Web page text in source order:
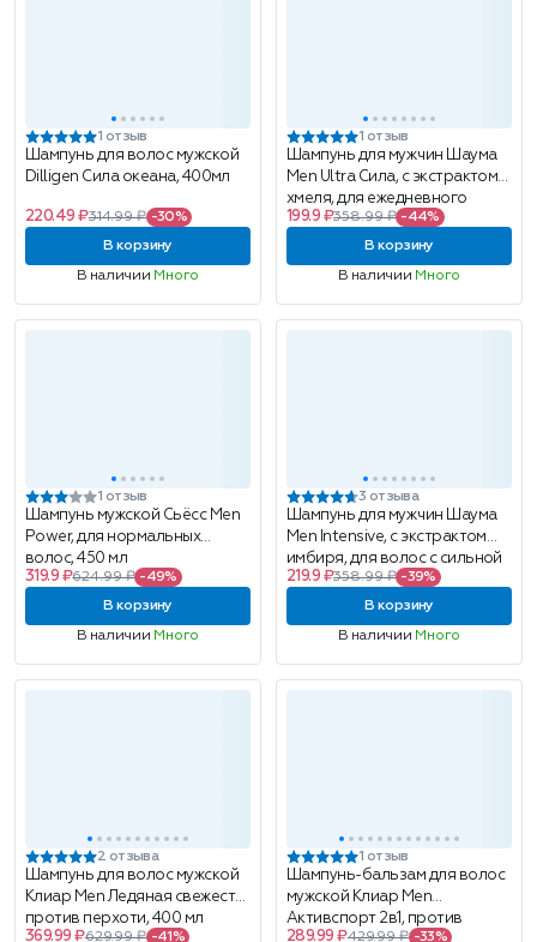
1 отзыв
Шампунь для волос мужской
Dilligen Сила океана, 400мл
220.49 ₽314.99 ₽ -30%
В корзину
В наличии Много
1 отзыв
Шампунь для мужчин Шаума
Men Ultra Сила, с экстрактом
хмеля, для ежедневного
применения, 360 мл
199.9 ₽358.99 ₽ -44%
В корзину
В наличии Много
1 отзыв
Шампунь мужской Сьёсс Men
Power, для нормальных
волос, 450 мл
319.9 ₽624.99 ₽ -49%
В корзину
В наличии Много
3 отзыва
Шампунь для мужчин Шаума
Men Intensive, с экстрактом
имбиря, для волос с сильной
перхотью, 360мл
219.9 ₽358.99 ₽ -39%
В корзину
В наличии Много
2 отзыва
Шампунь для волос мужской
Клиар Men Ледяная свежесть,
против перхоти, 400 мл
369.99 ₽629.99 ₽ -41%
1 отзыв
Шампунь-бальзам для волос
мужской Клиар Men
Активспорт 2в1, против
289.99 ₽429.99 ₽ -33%